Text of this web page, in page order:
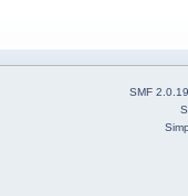
SMF 2.0.19